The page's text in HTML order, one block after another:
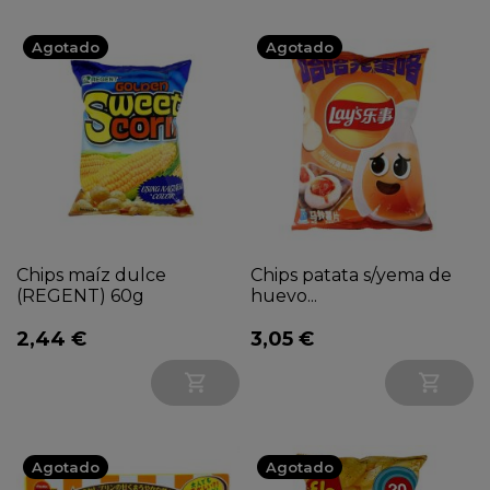
Agotado
Chips maíz dulce
(REGENT) 60g
2,44 €

Agotado
Chips patata s/yema de
huevo...
3,05 €

Agotado Agotado